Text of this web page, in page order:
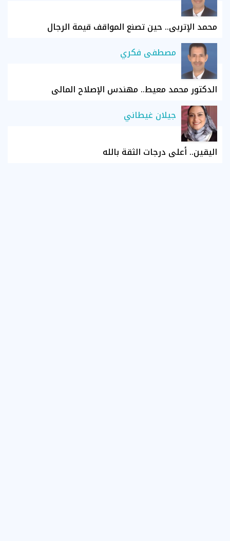
محمد الإتربي.. حين تصنع المواقف قيمة الرجال
مصطفى فكري
الدكتور محمد معيط.. مهندس الإصلاح المالي
جيلان غيطاني
اليقين.. أعلى درجات الثقة بالله